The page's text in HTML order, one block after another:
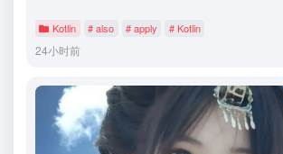
Kotlin # also # apply # Kotlin
24小时前